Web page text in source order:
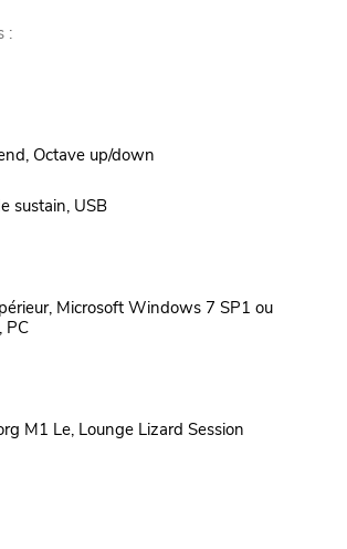
:
Octave up/down
sustain, USB
Microsoft Windows 7 SP1 ou
PC
M1 Le, Lounge Lizard Session